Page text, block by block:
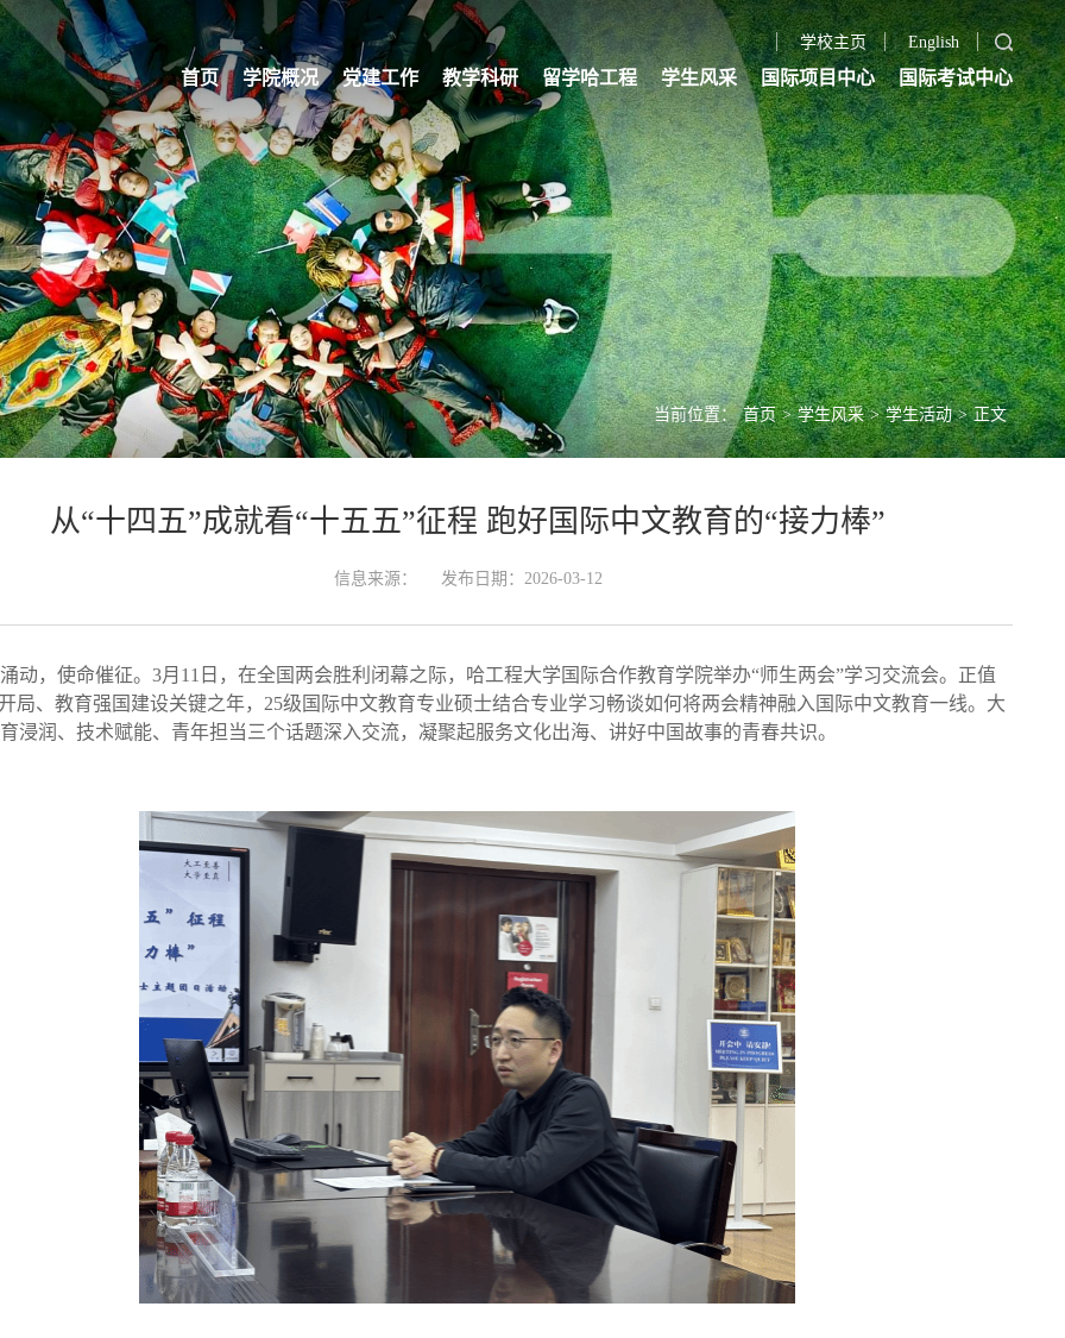
学校主页 English
首页 学院概况 党建工作 教学科研 留学哈工程 学生风采 国际项目中心 国际考试中心
当前位置： 首页 > 学生风采 > 学生活动 > 正文
从“十四五”成就看“十五五”征程 跑好国际中文教育的“接力棒”
信息来源： 发布日期：2026-03-12
动，使命催征。3月11日，在全国两会胜利闭幕之际，哈工程大学国际合作教育学院举办“师生两会”学习交流会。正值
局、教育强国建设关键之年， 25级国际中文教育专业硕士结合专业学习畅谈如何将两会精神融入国际中文教育一线。大
浸润、技术赋能、青年担当三个话题深入交流，凝聚起服务文化出海、讲好中国故事的青春共识。